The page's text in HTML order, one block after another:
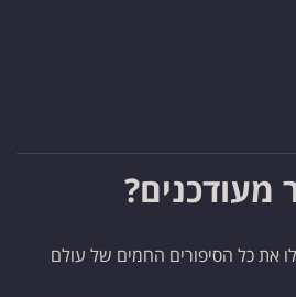
מעודכנים?
את כל הסיפורים החמים של עולם